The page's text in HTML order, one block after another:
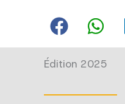
Édition 2025